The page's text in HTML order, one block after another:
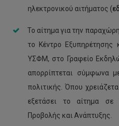
ηλεκτρονικού αιτήματος (
Το αίτημα για την
το Κέντρο
ΥΣΦΜ, στο Γραφείο
απορρίπτεται σύμφωνα
πολιτικής. Όπου
εξετάσει το αίτημα σε
Προβολής και Ανάπτυξης.